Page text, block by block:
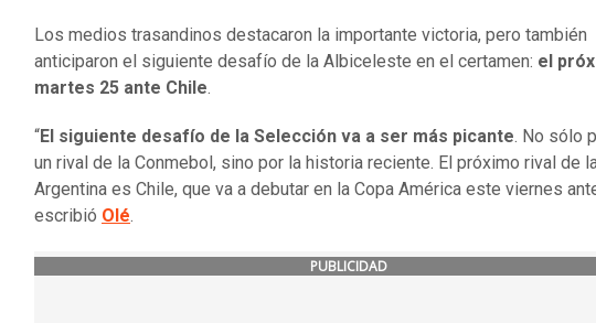
Los medios trasandinos destacaron la importante victoria, pero también
anticiparon el siguiente desafío de la Albiceleste en el certamen: el
martes 25 ante Chile.
“El siguiente desafío de la Selección va a ser más picante. No sólo
un rival de la Conmebol, sino por la historia reciente. El próximo rival de
Argentina es Chile, que va a debutar en la Copa América este viernes
escribió Olé.
PUBLICIDAD